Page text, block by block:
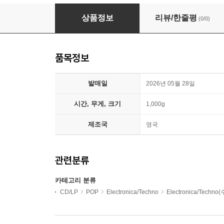
Seefeel (시필) - Sol.Hz
상품정보 리뷰/한줄평 (0/0)
품목정보
발매일 2026년 05월 28일
시간, 무게, 크기 1,000g
제조국 영국
관련분류
카테고리 분류
CD/LP POP Electronica/Techno Electronica/Techno(